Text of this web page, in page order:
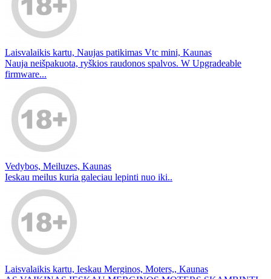
Laisvalaikis kartu, Naujas patikimas Vtc mini, Kaunas
Nauja neišpakuota, ryškios raudonos spalvos. W Upgradeable
firmware...
Vedybos, Meiluzes, Kaunas
Ieskau meilus kuria galeciau lepinti nuo iki..
Laisvalaikis kartu, Ieskau Merginos, Moters,, Kaunas